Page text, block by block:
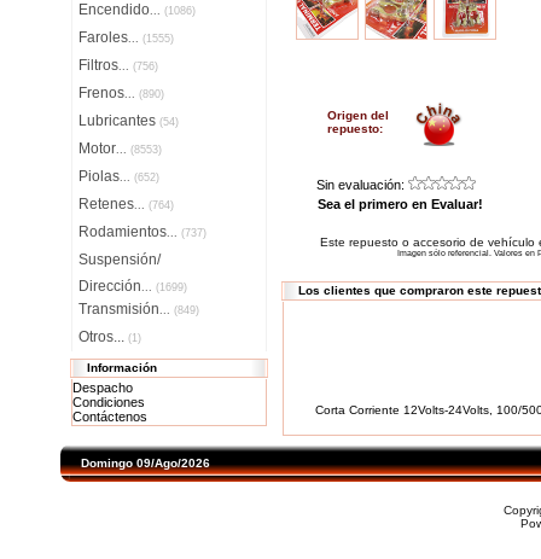
Encendido... (1086)
Faroles... (1555)
Filtros... (756)
Frenos... (890)
Lubricantes (54)
Motor... (8553)
Piolas... (652)
Retenes... (764)
Rodamientos... (737)
Suspensión/
Dirección... (1699)
Transmisión... (849)
Otros... (1)
Información
Despacho
Condiciones
Contáctenos
Origen del
repuesto:
Sin evaluación:
Sea el primero en Evaluar!
Este repuesto o accesorio de
Imagen sólo referencial. Valores
Los clientes que compraron este
Corta Corriente 12Volts-24Volts, 100/
Domingo 09/Ago/2026